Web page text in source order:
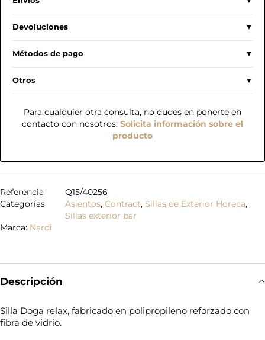
Devoluciones
Métodos de pago
Otros
Para cualquier otra consulta, no dudes en ponerte en
contacto con nosotros: Solicita información sobre el
producto
Referencia
Q15/40256
Categorías
Asientos, Contract, Sillas de Exterior Horeca,
Sillas exterior bar
Marca: Nardi
Descripción
Silla Doga relax, fabricado en polipropileno reforzado con
fibra de vidrio.